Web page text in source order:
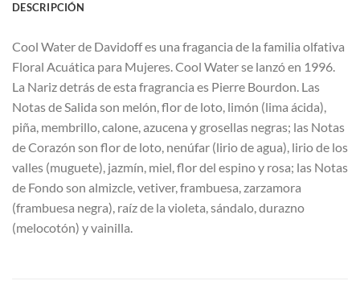
DESCRIPCIÓN
Cool Water de Davidoff es una fragancia de la familia olfativa
Floral Acuática para Mujeres. Cool Water se lanzó en 1996.
La Nariz detrás de esta fragrancia es Pierre Bourdon. Las
Notas de Salida son melón, flor de loto, limón (lima ácida),
piña, membrillo, calone, azucena y grosellas negras; las Notas
de Corazón son flor de loto, nenúfar (lirio de agua), lirio de los
valles (muguete), jazmín, miel, flor del espino y rosa; las Notas
de Fondo son almizcle, vetiver, frambuesa, zarzamora
(frambuesa negra), raíz de la violeta, sándalo, durazno
(melocotón) y vainilla.